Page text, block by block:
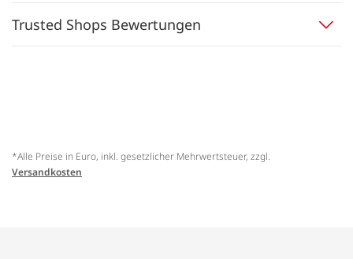
Trusted Shops Bewertungen
*Alle Preise in Euro, inkl. gesetzlicher Mehrwertsteuer, zzgl.
Versandkosten